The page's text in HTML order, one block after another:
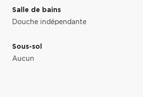
Salle de bains
Douche indépendante
Sous-sol
Aucun